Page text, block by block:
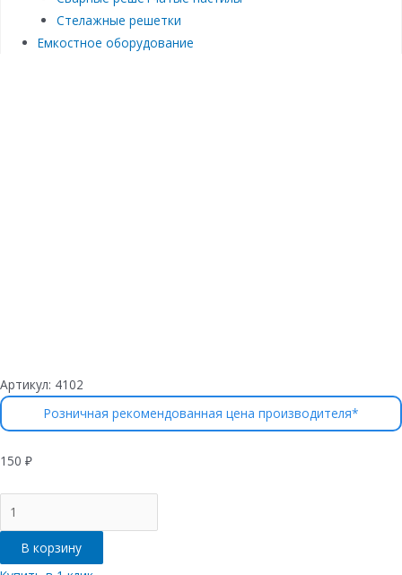
Стелажные решетки
Емкостное оборудование
Артикул: 4102
Розничная рекомендованная цена производителя*
150 ₽
товара
Заглушка
торцевая
В корзину